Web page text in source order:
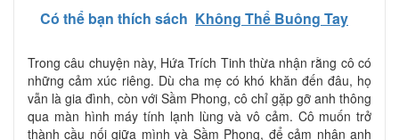
Có thể bạn thích sách Không Thể Buông Tay
Trong câu chuyện này, Hứa Trích Tinh thừa nhận rằng cô có
những cảm xúc riêng. Dù cha mẹ có khó khăn đến đâu, họ
vẫn là gia đình, còn với Sầm Phong, cô chỉ gặp gỡ anh thông
qua màn hình máy tính lạnh lùng và vô cảm. Cô muốn trở
thành cầu nối giữa mình và Sầm Phong, để cảm nhận anh